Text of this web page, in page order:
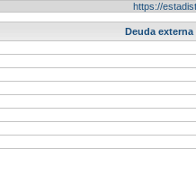
https://
Deuda externa